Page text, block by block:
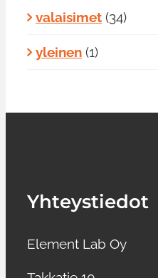
valaisimet (34)
yleinen (1)
Yhteystiedot
Element Lab Oy